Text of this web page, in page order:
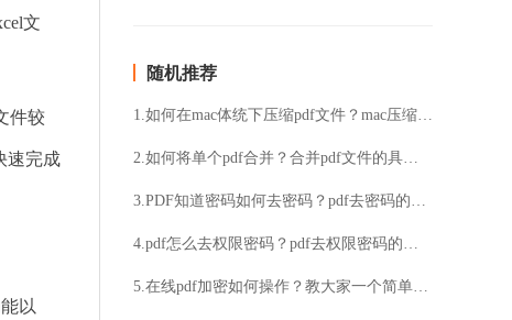
文
件较
速完成
以
随机推荐
1.如何在mac体统下压缩pdf文件？mac压缩pdf文件的方法
2.如何将单个pdf合并？合并pdf文件的具体方法
3.PDF知道密码如何去密码？pdf去密码的技巧分享
4.pdf怎么去权限密码？pdf去权限密码的步骤详解
5.在线pdf加密如何操作？教大家一个简单好用的方法